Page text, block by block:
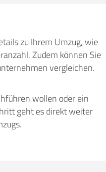
zu Ihrem Umzug, wie
Zudem können Sie
vergleichen.
wollen oder ein
geht es direkt weiter